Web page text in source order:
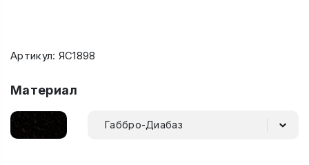
Артикул: ЯС1898
Материал
Габбро-Диабаз